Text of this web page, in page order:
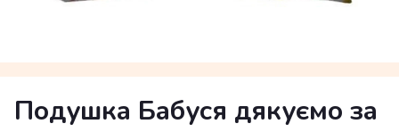
Подушка Бабуся дякуємо за